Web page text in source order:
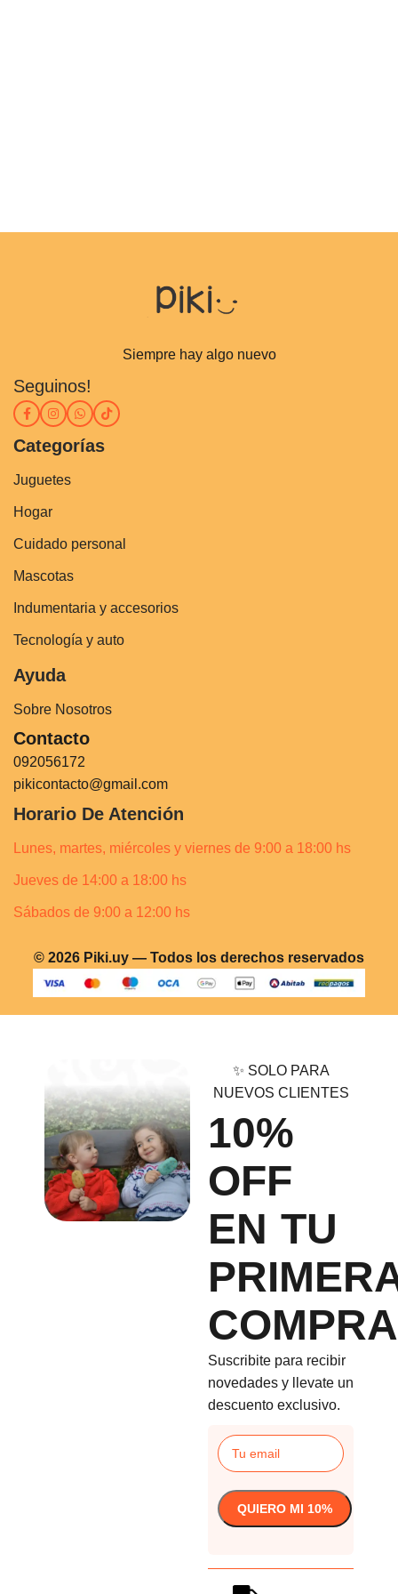
Siempre hay algo nuevo
Seguinos!
Categorías
Juguetes
Hogar
Cuidado personal
Mascotas
Indumentaria y accesorios
Tecnología y auto
Ayuda
Sobre Nosotros
Contacto
092056172
pikicontacto@gmail.com
Horario De Atención
Lunes, martes, miércoles y viernes de 9:00 a 18:00 hs
Jueves de 14:00 a 18:00 hs
Sábados de 9:00 a 12:00 hs
© 2026 Piki.uy — Todos los derechos reservados
✨ SOLO PARA
NUEVOS CLIENTES
10%
OFF
EN TU
COMPRA
Suscribite para recibir
novedades y llevate un
descuento exclusivo.